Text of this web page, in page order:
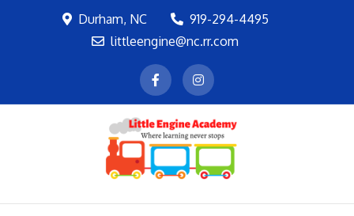
Durham, NC
919-294-4495
littleengine@nc.rr.com
LEA
Where learning never stops